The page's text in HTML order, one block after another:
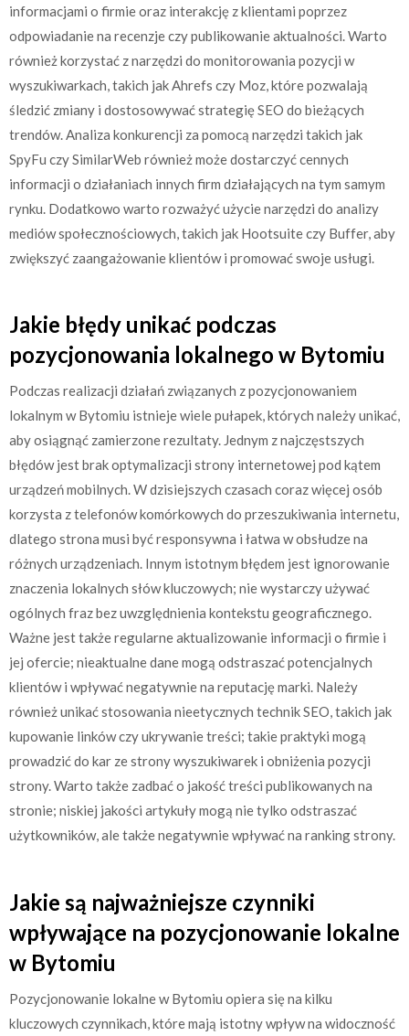
informacjami o firmie oraz interakcję z klientami poprzez
odpowiadanie na recenzje czy publikowanie aktualności. Warto
również korzystać z narzędzi do monitorowania pozycji w
wyszukiwarkach, takich jak Ahrefs czy Moz, które pozwalają
śledzić zmiany i dostosowywać strategię SEO do bieżących
trendów. Analiza konkurencji za pomocą narzędzi takich jak
SpyFu czy SimilarWeb również może dostarczyć cennych
informacji o działaniach innych firm działających na tym samym
rynku. Dodatkowo warto rozważyć użycie narzędzi do analizy
mediów społecznościowych, takich jak Hootsuite czy Buffer, aby
zwiększyć zaangażowanie klientów i promować swoje usługi.
Jakie błędy unikać podczas
pozycjonowania lokalnego w Bytomiu
Podczas realizacji działań związanych z pozycjonowaniem
lokalnym w Bytomiu istnieje wiele pułapek, których należy unikać,
aby osiągnąć zamierzone rezultaty. Jednym z najczęstszych
błędów jest brak optymalizacji strony internetowej pod kątem
urządzeń mobilnych. W dzisiejszych czasach coraz więcej osób
korzysta z telefonów komórkowych do przeszukiwania internetu,
dlatego strona musi być responsywna i łatwa w obsłudze na
różnych urządzeniach. Innym istotnym błędem jest ignorowanie
znaczenia lokalnych słów kluczowych; nie wystarczy używać
ogólnych fraz bez uwzględnienia kontekstu geograficznego.
Ważne jest także regularne aktualizowanie informacji o firmie i
jej ofercie; nieaktualne dane mogą odstraszać potencjalnych
klientów i wpływać negatywnie na reputację marki. Należy
również unikać stosowania nieetycznych technik SEO, takich jak
kupowanie linków czy ukrywanie treści; takie praktyki mogą
prowadzić do kar ze strony wyszukiwarek i obniżenia pozycji
strony. Warto także zadbać o jakość treści publikowanych na
stronie; niskiej jakości artykuły mogą nie tylko odstraszać
użytkowników, ale także negatywnie wpływać na ranking strony.
Jakie są najważniejsze czynniki
wpływające na pozycjonowanie lokalne
w Bytomiu
Pozycjonowanie lokalne w Bytomiu opiera się na kilku
kluczowych czynnikach, które mają istotny wpływ na widoczność